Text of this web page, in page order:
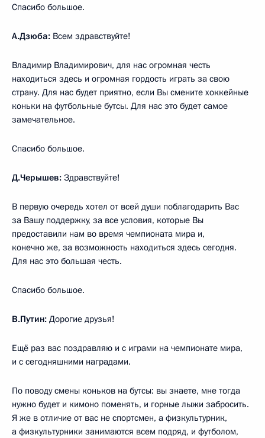
Спасибо большое.
А.Дзюба: Всем здравствуйте!
Владимир Владимирович, для нас огромная честь
находиться здесь и огромная гордость играть за свою
страну. Для нас будет приятно, если Вы смените хоккейные
коньки на футбольные бутсы. Для нас это будет самое
замечательное.
Спасибо большое.
Д.Черышев: Здравствуйте!
В первую очередь хотел от всей души поблагодарить Вас
за Вашу поддержку, за все условия, которые Вы
предоставили нам во время чемпионата мира и,
конечно же, за возможность находиться здесь сегодня.
Для нас это большая честь.
Спасибо большое.
В.Путин: Дорогие друзья!
Ещё раз вас поздравляю и с играми на чемпионате мира,
и с сегодняшними наградами.
По поводу смены коньков на бутсы: вы знаете, мне тогда
нужно будет и кимоно поменять, и горные лыжи забросить.
Я же в отличие от вас не спортсмен, а физкультурник,
а физкультурники занимаются всем подряд, и футболом,